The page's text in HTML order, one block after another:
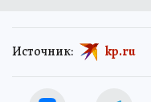
Источник: kp.ru